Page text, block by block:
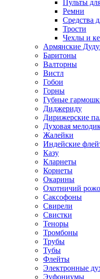
Пульты
Ремни
Средства
Трости
Чехлы и
Армянские
Баритоны
Валторны
Вистл
Гобои
Горны
Губные
Диджериду
Дирижерские
Духовая
Жалейки
Индейские
Казу
Кларнеты
Корнеты
Окарины
Охотничий
Саксофоны
Свирели
Свистки
Теноры
Тромбоны
Трубы
Тубы
Флейты
Электронные
Эуфониумы